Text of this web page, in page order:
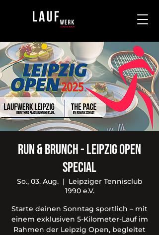
Run & Brunch - Leipzig Open
SPECIAL
So., 03. Aug.
  |
Leipziger Tennisclub
1990 e.V.
Starte deinen Sonntag sportlich – mit
einem exklusiven 5-Kilometer-Lauf im
Rahmen der Leipzig Open, begleitet